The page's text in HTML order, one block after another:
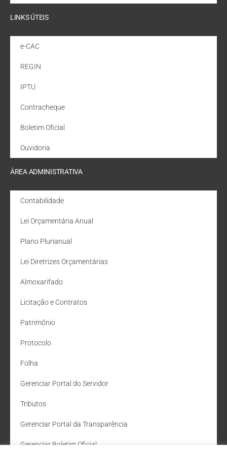
LINKS ÚTEIS
e-CAC
REGIN
IPTU
Contracheque
Boletim Oficial
Ouvidoria
ÁREA ADMINISTRATIVA
Contabilidade
Lei Orçamentária Anual
Plano Plurianual
Lei Diretrizes Orçamentárias
Almoxarifado
Licitação e Contratos
Patrimônio
Protocolo
Folha
Gerenciar Portal do Servidor
Tributos
Gerenciar Portal da Transparência
Gerenciar Boletim Oficial